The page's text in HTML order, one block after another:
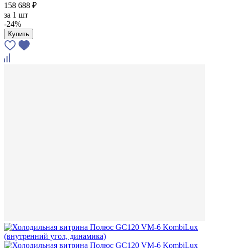
158 688 ₽
за 1 шт
-24%
Купить